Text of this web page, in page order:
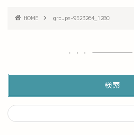
HOME groups-9523264_1280
検索